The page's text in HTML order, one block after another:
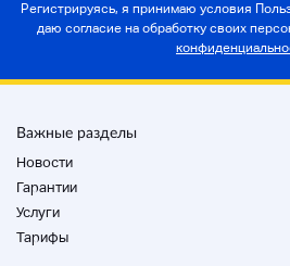
Регистрируясь, я принимаю условия
даю согласие на обработку своих
Важные разделы
Новости
Гарантии
Услуги
Тарифы